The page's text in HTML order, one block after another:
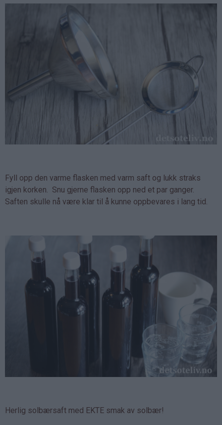
Fyll opp den varme flasken med varm saft og lukk straks
igjen korken. Snu gjerne flasken opp ned et par ganger.
Saften skulle nå være klar til å kunne oppbevares i lang tid.
Herlig solbærsaft med EKTE smak av solbær!